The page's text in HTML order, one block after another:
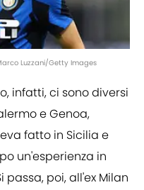
Luzzani/Getty Images
infatti, ci sono diversi
e Genoa,
fatto in Sicilia e
un'esperienza in
passa, poi, all'ex Milan